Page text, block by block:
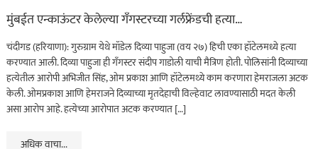
मुंबईत एन्काऊंटर केलेल्या गँगस्टरच्या गर्लफ्रेंडची हत्या…
चंदीगड (हरियाणा): गुरुग्राम येथे मॉडेल दिव्या पाहुजा (वय २७) हिची एका हॉटेलमध्ये हत्या
करण्यात आली. दिव्या पाहुजा ही गँगस्टर संदीप गाडोली याची मैत्रिण होती. पोलिसांनी दिव्याच्या
हत्येतील आरोपी अभिजीत सिंह, ओम प्रकाश आणि हॉटेलमथ्ये काम करणारा हेमराजला अटक
केली. ओमप्रकाश आणि हेमराजने दिव्याच्या मृतदेहाची विल्हेवाट लावण्यासाठी मदत केली
असा आरोप आहे. हत्येच्या आरोपात अटक करण्यात […]
अधिक वाचा...